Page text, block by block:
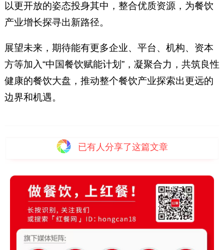
以更开放的姿态投身其中，整合优质资源，为餐饮
产业增长探寻出新路径。
展望未来，期待能有更多企业、平台、机构、资本
方等加入“中国餐饮赋能计划”，凝聚合力，共筑良性
健康的餐饮大盘，推动整个餐饮产业探索出更远的
边界和机遇。
已有人分享了这篇文章